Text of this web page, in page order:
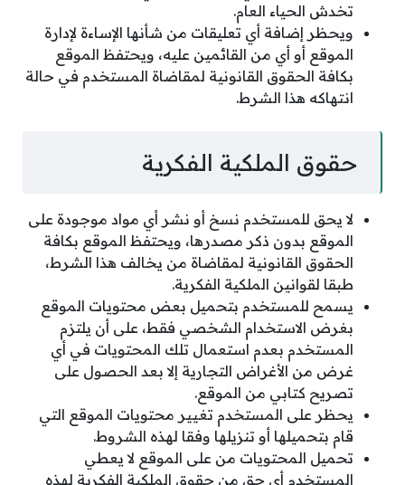
تخدش الحياء العام.
ويحظر إضافة أي تعليقات من شأنها الإساءة لإدارة
الموقع أو أي من القائمين عليه، ويحتفظ الموقع
بكافة الحقوق القانونية لمقاضاة المستخدم في حالة
انتهاكه هذا الشرط.
حقوق الملكية الفكرية
لا يحق للمستخدم نسخ أو نشر أي مواد موجودة على
الموقع بدون ذكر مصدرها، ويحتفظ الموقع بكافة
الحقوق القانونية لمقاضاة من يخالف هذا الشرط،
طبقا لقوانين الملكية الفكرية.
يسمح للمستخدم بتحميل بعض محتويات الموقع
بغرض الاستخدام الشخصي فقط، على أن يلتزم
المستخدم بعدم استعمال تلك المحتويات في أي
غرض من الأغراض التجارية إلا بعد الحصول على
تصريح كتابي من الموقع.
يحظر على المستخدم تغيير محتويات الموقع التي
قام بتحميلها أو تنزيلها وفقا لهذه الشروط.
تحميل المحتويات من على الموقع لا يعطي
المستخدم أي حق من حقوق الملكية الفكرية لهذه